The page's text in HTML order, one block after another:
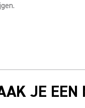
JE